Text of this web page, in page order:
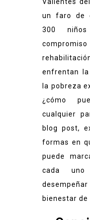
Valientes
un faro de
300
enfrentan la
la pobreza
¿cómo
cualquier
blog post,
formas en
puede
cada uno
bienestar